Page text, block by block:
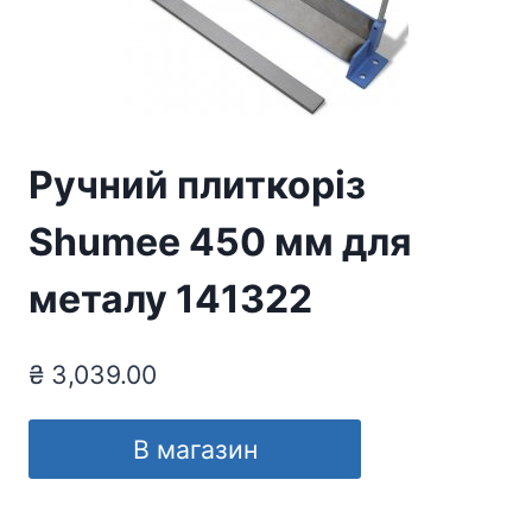
Ручний плиткоріз
Shumee 450 мм для
металу 141322
₴ 3,039.00
В магазин